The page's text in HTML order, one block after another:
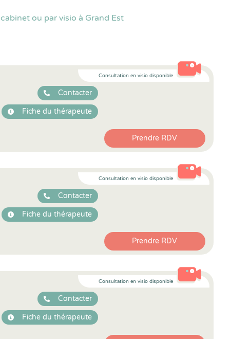
ou par visio à Grand Est
Consultation en visio disponible
Contacter
Fiche du thérapeute
Prendre RDV
Consultation en visio disponible
Contacter
Fiche du thérapeute
Prendre RDV
Consultation en visio disponible
Contacter
Fiche du thérapeute